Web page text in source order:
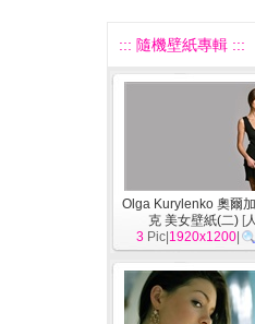
::: 隨機壁紙專輯 :::
Olga Kurylenko 奧爾
克 美女壁紙(二) [
3 Pic| 1920x1200